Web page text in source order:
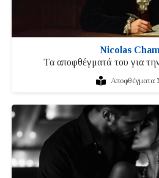
Nicolas
Τα αποφθέγματά του για
Αποφθέγματα